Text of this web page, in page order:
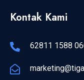
Kontak Kami
62811 1588